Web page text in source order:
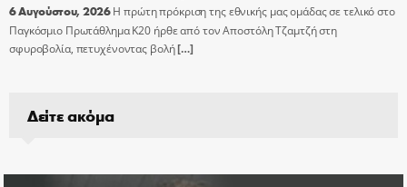
6 Αυγούστου, 2026 Η πρώτη πρόκριση της εθνικής μας ομάδας σε τελικό στο
Παγκόσμιο Πρωτάθλημα Κ20 ήρθε από τον Αποστόλη Τζαμτζή στη
σφυροβολία, πετυχένοντας βολή[…]
Δείτε ακόμα